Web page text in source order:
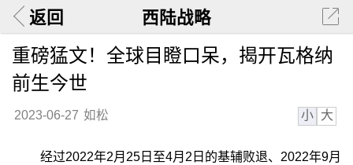
返回 西陆战略
重磅猛文！全球目瞪口呆，揭开瓦格纳
前生今世
2023-06-27 如松 小 大
经过2022年2月25日至4月2日的基辅败退、2022年9月